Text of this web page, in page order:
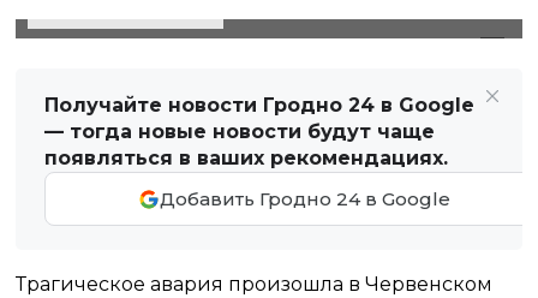
Получайте новости Гродно 24 в Google
— тогда новые новости будут чаще
появляться в ваших рекомендациях.
Добавить Гродно 24 в Google
Трагическое авария произошла в Червенском